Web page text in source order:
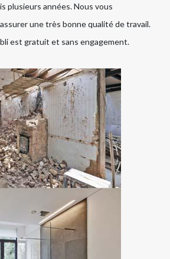
plusieurs années. Nous vous
une très bonne qualité de travail.
est gratuit et sans engagement.